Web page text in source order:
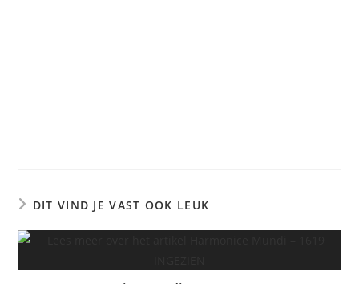
DIT VIND JE VAST OOK LEUK